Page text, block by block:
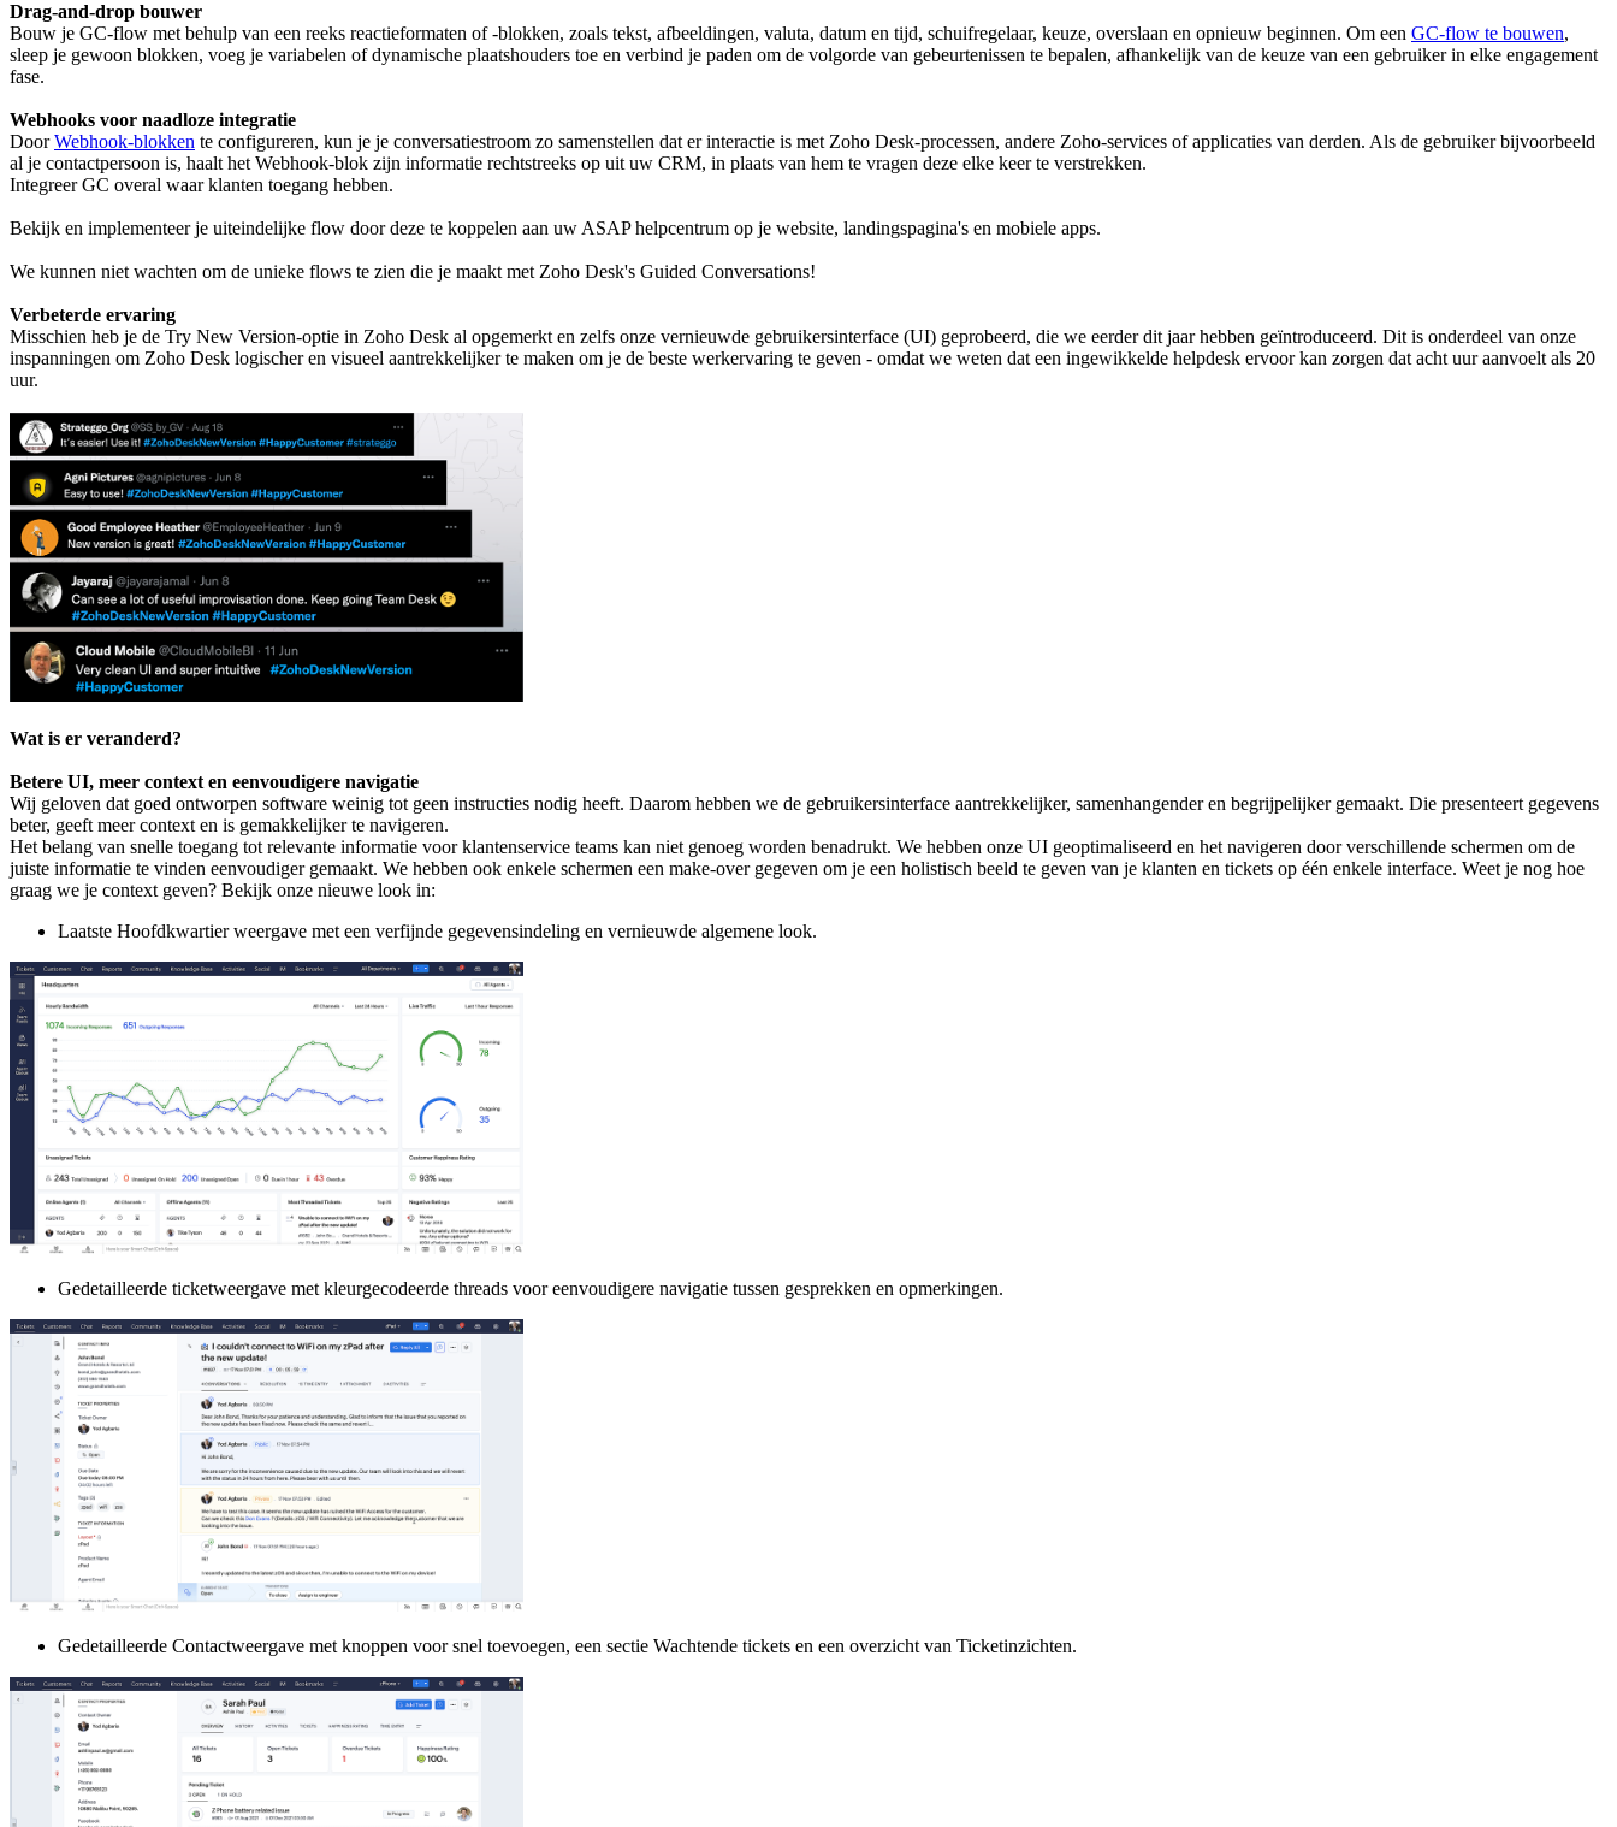
Drag-and-drop bouwer
Bouw je GC-flow met behulp van een reeks reactieformaten of -blokken, zoals tekst, afbeeldingen, valuta, datum en tijd, schuifregelaar, keuze, overslaan en opnieuw beginnen. Om een GC-flow te bouwen,
sleep je gewoon blokken, voeg je variabelen of dynamische plaatshouders toe en verbind je paden om de volgorde van gebeurtenissen te bepalen, afhankelijk van de keuze van een gebruiker in elke engagement
fase.
Webhooks voor naadloze integratie
DoorWebhook-blokken te configureren, kun je je conversatiestroom zo samenstellen dat er interactie is met Zoho Desk-processen, andere Zoho-services of applicaties van derden. Als de gebruiker bijvoorbeeld
al je contactpersoon is, haalt het Webhook-blok zijn informatie rechtstreeks op uit uw CRM, in plaats van hem te vragen deze elke keer te verstrekken.
Integreer GC overal waar klanten toegang hebben.
Bekijk en implementeer je uiteindelijke flow door deze te koppelen aan uw ASAP helpcentrum op je website, landingspagina's en mobiele apps.
We kunnen niet wachten om de unieke flows te zien die je maakt met Zoho Desk's Guided Conversations!
Verbeterde ervaring
Misschien heb je de Try New Version-optie in Zoho Desk al opgemerkt en zelfs onze vernieuwde gebruikersinterface (UI) geprobeerd, die we eerder dit jaar hebben geïntroduceerd. Dit is onderdeel van onze
inspanningen om Zoho Desk logischer en visueel aantrekkelijker te maken om je de beste werkervaring te geven - omdat we weten dat een ingewikkelde helpdesk ervoor kan zorgen dat acht uur aanvoelt als 20
uur.
Wat is er veranderd?
Betere UI, meer context en eenvoudigere navigatie
Wij geloven dat goed ontworpen software weinig tot geen instructies nodig heeft. Daarom hebben we de gebruikersinterface aantrekkelijker, samenhangender en begrijpelijker gemaakt. Die presenteert gegevens
beter, geeft meer context en is gemakkelijker te navigeren.
Het belang van snelle toegang tot relevante informatie voor klantenservice teams kan niet genoeg worden benadrukt. We hebben onze UI geoptimaliseerd en het navigeren door verschillende schermen om de
juiste informatie te vinden eenvoudiger gemaakt. We hebben ook enkele schermen een make-over gegeven om je een holistisch beeld te geven van je klanten en tickets op één enkele interface. Weet je nog hoe
graag we je context geven? Bekijk onze nieuwe look in:
Laatste Hoofdkwartier weergave met een verfijnde gegevensindeling en vernieuwde algemene look.
Gedetailleerde ticketweergave met kleurgecodeerde threads voor eenvoudigere navigatie tussen gesprekken en opmerkingen.
Gedetailleerde Contactweergave met knoppen voor snel toevoegen, een sectie Wachtende tickets en een overzicht van Ticketinzichten.